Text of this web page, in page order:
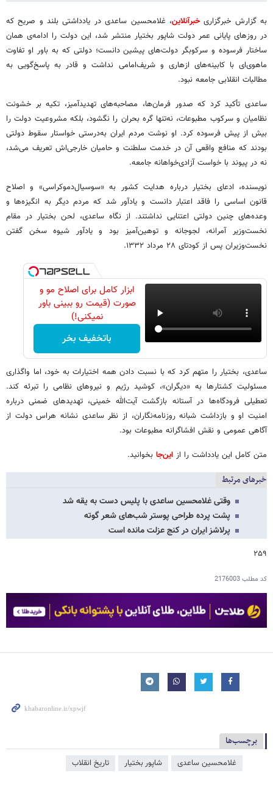
به گزارش خبرگزاریخبرآنلاین، غلامحسین ساعدی در یادداشتی بلند و صریح که
در روزهای پایانی عمر دولت شاپور بختیار منتشر شد، این دولت را ادامه‌ی همان
ساختار فرسوده و سرکوبگر دولت‌های پیشین دانست؛ دولتی که به باور او تفاوت
ماهوی‌ای با کابینه‌های ازهاری و شریف‌امامی نداشت و قادر به پاسخ‌گویی به
مطالبات انقلابی جامعه نبود.
ساعدی تأکید کرد که صدور فرمان‌ها، مصاحبه‌های تهدیدآمیز، تکیه بر خشونت
نظامیان و سرکوب مطبوعات، نه‌تنها گره بحران را نگشود، بلکه مشروعیت دولت را
بیش از پیش فرسوده کرد. او نوشت مردم ایران به‌درستی خواستار سقوط دولتی
بودند که منافع واقعی آن در خدمت سلطنت و حامیان خارجی‌اش تعریف می‌شد،
نه در پیوند با خواست آزادی‌خواهانه جامعه.
نویسنده، ادعای بختیار درباره هدایت کشور به «سوسیال‌دموکراسی» و اصلاح
قانون اساسی را فاقد اعتبار دانست و یادآور شد که مردم دیگر به انگیزه‌ها و
وعده‌های چنین دولتی اعتنایی نداشتند. از نگاه ساعدی، لحن بختیار در مقام
نخست‌وزیر آمرانه، لجوجانه و توهین‌آمیز بود و یادآور شیوه سخن گفتن
نخست‌وزیران پس از کودتای ۲۸ مرداد ۱۳۳۲.
ابزار کامل برای اصلاح مو و
صورت (قیمت رو ببینی باور
نمیکنی!)
باتخفیف بخر
ساعدی، بختیار را متهم کرد که با نسبت دادن همه اختیارات به خود، اما واگذاری
مسئولیت کشتارها به «دیگران»، کوشید رژیم و نیروهای نظامی را تبرئه کند.
تعطیلی فرودگاه‌ها در آستانه بازگشت آیت‌الله خمینی، تهدیدهای ضمنی درباره
امنیت او و بازداشت شبانه روزنامه‌نگاران، از نظر ساعدی نشانه هراس دولت از
آگاهی عمومی و نقش افشاگرانه مطبوعات بود.
متن کامل این یادداشت را از این‌جا بخوانید.
خبرهای مرتبط
وقتی غلامحسین ساعدی با پلیس دست به یقه شد
پشت پرده طراحی پوستر شب‌های شعر گوته
پرلاشز ایران در کنج عزلت مانده است
۲۵۹
کد مطلب2176003
برچسب‌ها
غلامحسین ساعدی شاپور بختیار تاریخ انقلاب